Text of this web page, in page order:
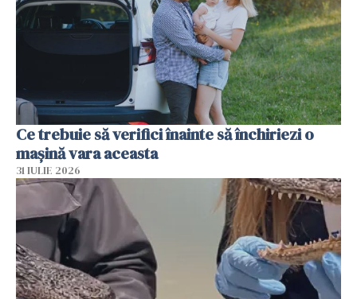
Ce trebuie să verifici înainte să închiriezi o
mașină vara aceasta
31 IULIE 2026